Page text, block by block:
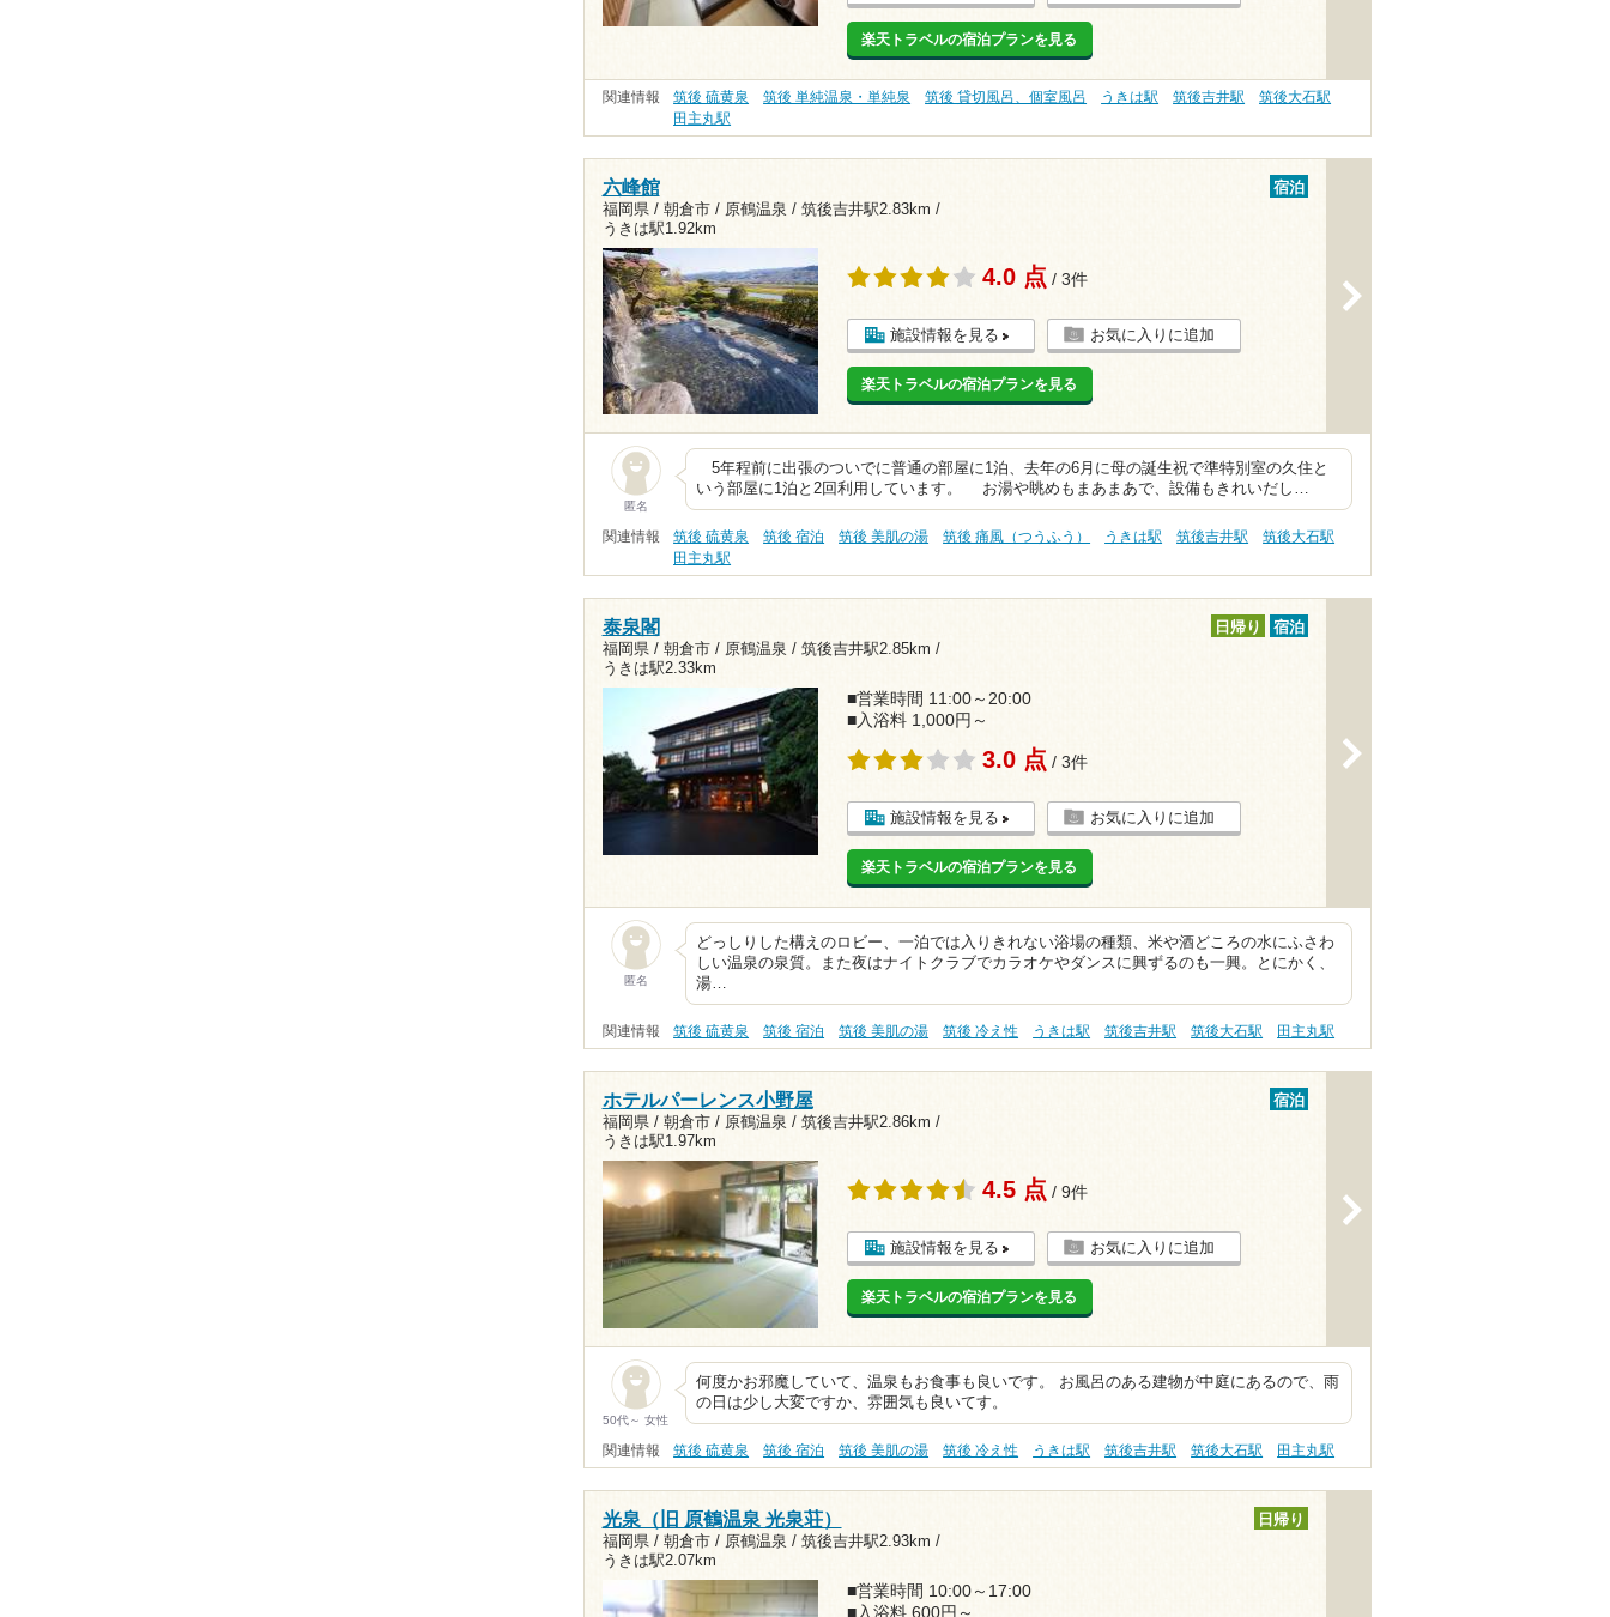
楽天トラベルの宿泊プランを見る
関連情報 筑後 硫黄泉 筑後 単純温泉・単純泉 筑後 貸切風呂、個室風呂 うきは駅 筑後吉井駅
筑後大石駅
田主丸駅
六峰館
福岡県 / 朝倉市 / 原鶴温泉 / 筑後吉井駅2.83km /
うきは駅1.92km
宿泊
4.0 点 / 3件
施設情報を見る お気に入りに追加
楽天トラベルの宿泊プランを見る
匿名
5年程前に出張のついでに普通の部屋に1泊、去年の6月に母の誕生祝で準特別室の久住と
いう部屋に1泊と2回利用しています。 お湯や眺めもまあまあで、設備もきれいだし…
関連情報 筑後 硫黄泉 筑後 宿泊 筑後 美肌の湯 筑後 痛風（つうふう） うきは駅 筑後吉井駅
筑後大石駅
田主丸駅
泰泉閣
福岡県 / 朝倉市 / 原鶴温泉 / 筑後吉井駅2.85km /
うきは駅2.33km
日帰り 宿泊
■営業時間 11:00～20:00
■入浴料 1,000円～
3.0 点 / 3件
施設情報を見る お気に入りに追加
楽天トラベルの宿泊プランを見る
匿名
どっしりした構えのロビー、一泊では入りきれない浴場の種類、米や酒どころの水にふさわ
しい温泉の泉質。また夜はナイトクラブでカラオケやダンスに興ずるのも一興。とにかく、
湯…
関連情報 筑後 硫黄泉 筑後 宿泊 筑後 美肌の湯 筑後 冷え性 うきは駅 筑後吉井駅 筑後大石駅 田主丸駅
ホテルパーレンス小野屋
福岡県 / 朝倉市 / 原鶴温泉 / 筑後吉井駅2.86km /
うきは駅1.97km
宿泊
4.5 点 / 9件
施設情報を見る お気に入りに追加
楽天トラベルの宿泊プランを見る
50代～ 女性
何度かお邪魔していて、温泉もお食事も良いです。 お風呂のある建物が中庭にあるので、雨
の日は少し大変ですか、雰囲気も良いてす。
関連情報 筑後 硫黄泉 筑後 宿泊 筑後 美肌の湯 筑後 冷え性 うきは駅 筑後吉井駅 筑後大石駅 田主丸駅
光泉（旧 原鶴温泉 光泉荘）
福岡県 / 朝倉市 / 原鶴温泉 / 筑後吉井駅2.93km /
うきは駅2.07km
日帰り
■営業時間 10:00～17:00
■入浴料 600円～